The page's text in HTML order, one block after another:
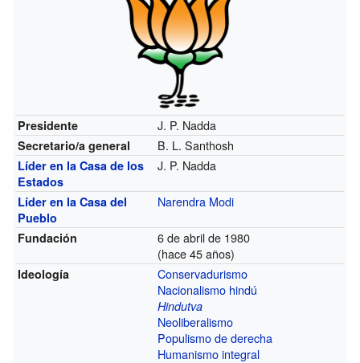
Presidente J. P. Nadda
Secretario/a general B. L. Santhosh
Líder en la Casa de los
Estados
J. P. Nadda
Líder en la Casa del
Pueblo
Narendra Modi
Fundación
6 de abril de 1980
(hace 45 años)
Ideología
Conservadurismo
Nacionalismo hindú
Hindutva
Neoliberalismo
Populismo de derecha
Humanismo integral